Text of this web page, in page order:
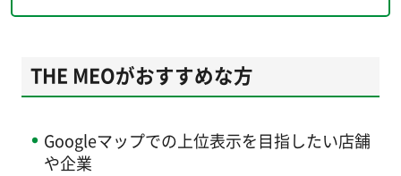
THE MEOがおすすめな方
Googleマップでの上位表示を目指したい店舗
や企業